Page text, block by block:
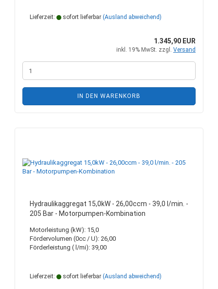
Lieferzeit: sofort lieferbar (Ausland abweichend)
1.345,90 EUR
inkl. 19% MwSt. zzgl. Versand
IN DEN WARENKORB
Hydraulikaggregat 15,0kW - 26,00ccm - 39,0 l/min. -
205 Bar - Motorpumpen-Kombination
Motorleistung (kW): 15,0
Fördervolumen (0cc / U): 26,00
Förderleistung ( l/mi): 39,00
Lieferzeit: sofort lieferbar (Ausland abweichend)